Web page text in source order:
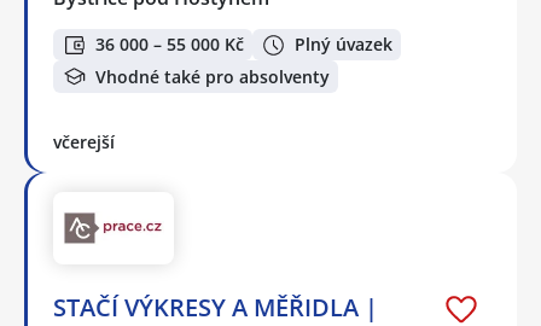
36 000 – 55 000 Kč
Plný úvazek
Vhodné také pro absolventy
včerejší
STAČÍ VÝKRESY A MĚŘIDLA |